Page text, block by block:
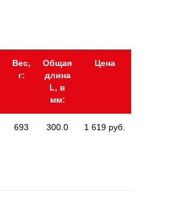
Вес,
г:
Общая
длина
L, в
мм:
Цена
693 300.0 1 619 руб.